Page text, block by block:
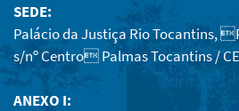
SEDE:
Palácio da Justiça Rio Tocantins,
s/nº Centro Palmas Tocantins /
ANEXO I: